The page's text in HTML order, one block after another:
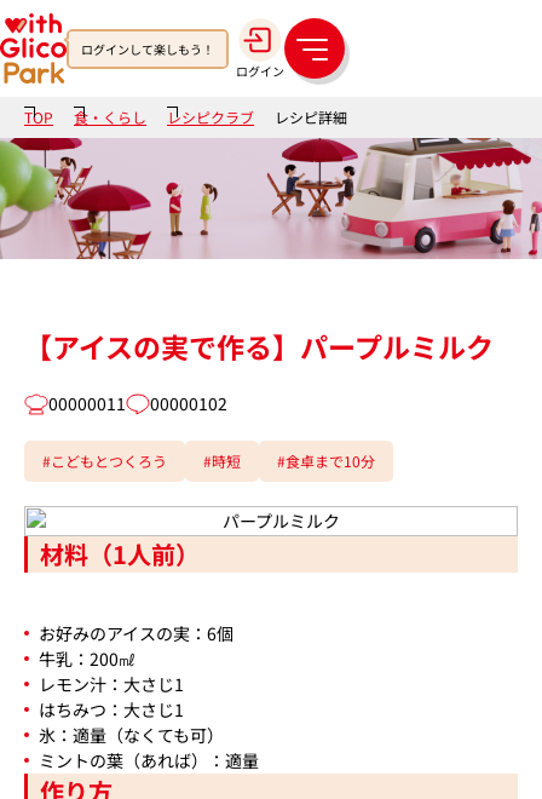
ログインして楽しもう！
ログイン
メ
ニ
ュ
ー
TOP 食・くらし レシピクラブ レシピ詳細
【アイスの実で作る】パープルミルク
00000011 00000102
#こどもとつくろう #時短 #食卓まで10分
材料（1人前）
お好みのアイスの実：6個
牛乳：200㎖
レモン汁：大さじ1
はちみつ：大さじ1
氷：適量（なくても可）
ミントの葉（あれば）：適量
作り方